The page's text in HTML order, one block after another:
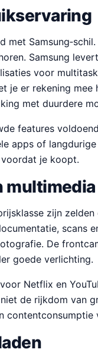
met
Samsung
voor
je er rekening
met duurdere
features
apps of
je koopt.
multimedia
zijn
scans
De
goede verlichting.
Netflix en
de rijkdom van
contentconsumptie